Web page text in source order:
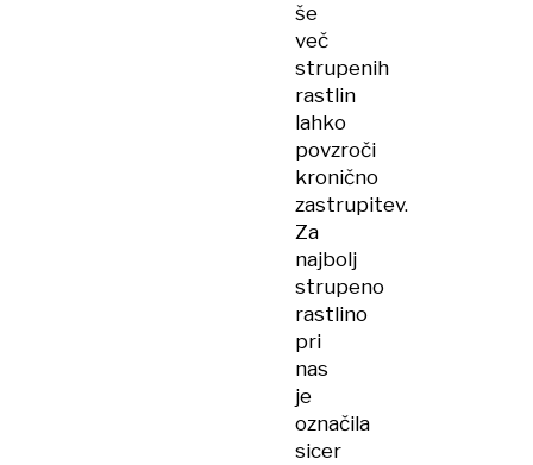
še
več
strupenih
rastlin
lahko
povzroči
kronično
zastrupitev.
Za
najbolj
strupeno
rastlino
pri
nas
je
označila
sicer